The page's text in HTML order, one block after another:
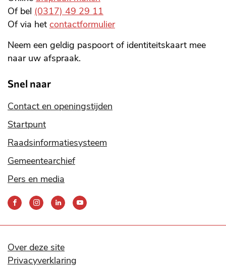
Of bel (0317) 49 29 11
Of via het contactformulier
Neem een geldig paspoort of identiteitskaart mee
naar uw afspraak.
Snel naar
Contact en openingstijden
Startpunt
Raadsinformatiesysteem
Gemeentearchief
Pers en media
Bereik
ons
social
media
Over deze site
Privacyverklaring